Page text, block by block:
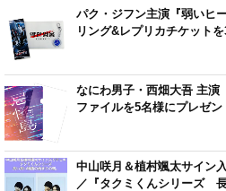
パク・ジフン主演『弱いヒ
リング&レプリカチケット
なにわ男子・西畑大吾 主演
ファイルを5名様にプレゼン
中山咲月＆植村颯太サイン
／『タクミくんシリーズ